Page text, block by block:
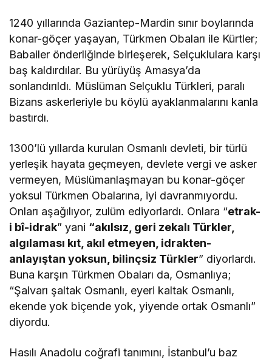
1240 yıllarında Gaziantep-Mardin sınır boylarında
konar-göçer yaşayan, Türkmen Obaları ile Kürtler;
Babailer önderliğinde birleşerek, Selçuklulara karşı
baş kaldırdılar. Bu yürüyüş Amasya’da
sonlandırıldı. Müslüman Selçuklu Türkleri, paralı
Bizans askerleriyle bu köylü ayaklanmalarını kanla
bastırdı.
1300’lü yıllarda kurulan Osmanlı devleti, bir türlü
yerleşik hayata geçmeyen, devlete vergi ve asker
vermeyen, Müslümanlaşmayan bu konar-göçer
yoksul Türkmen Obalarına, iyi davranmıyordu.
Onları aşağılıyor, zulüm ediyorlardı. Onlara “etrak-
i bî-idrak” yani “akılsız, geri zekalı Türkler,
algılaması kıt, akıl etmeyen, idrakten-
anlayıştan yoksun, bilinçsiz Türkler” diyorlardı.
Buna karşın Türkmen Obaları da, Osmanlıya;
“Şalvarı şaltak Osmanlı, eyeri kaltak Osmanlı,
ekende yok biçende yok, yiyende ortak Osmanlı”
diyordu.
Hasılı Anadolu coğrafi tanımını, İstanbul’u baz